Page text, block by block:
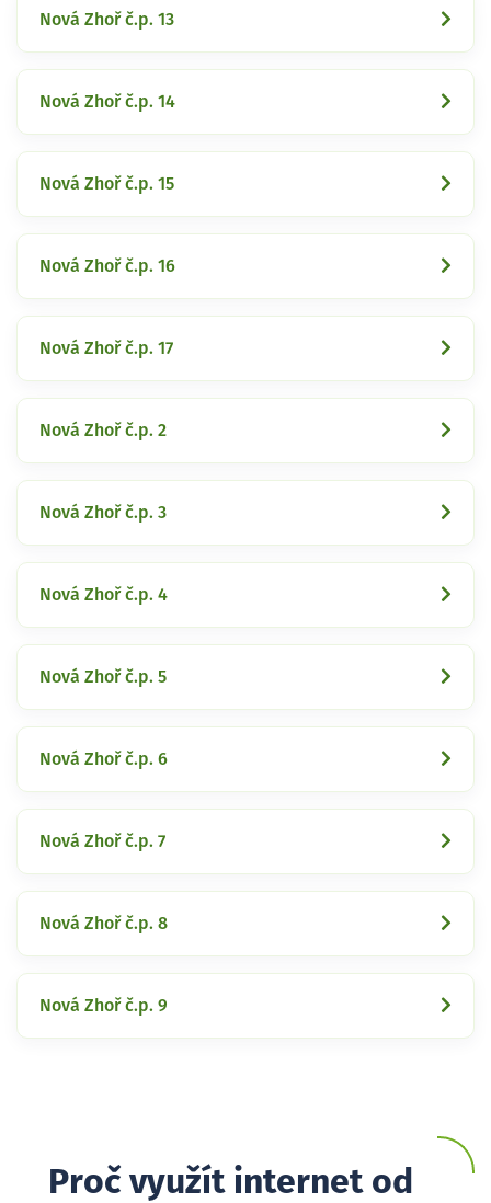
Nová Zhoř č.p. 13
Nová Zhoř č.p. 14
Nová Zhoř č.p. 15
Nová Zhoř č.p. 16
Nová Zhoř č.p. 17
Nová Zhoř č.p. 2
Nová Zhoř č.p. 3
Nová Zhoř č.p. 4
Nová Zhoř č.p. 5
Nová Zhoř č.p. 6
Nová Zhoř č.p. 7
Nová Zhoř č.p. 8
Nová Zhoř č.p. 9
Proč využít internet od